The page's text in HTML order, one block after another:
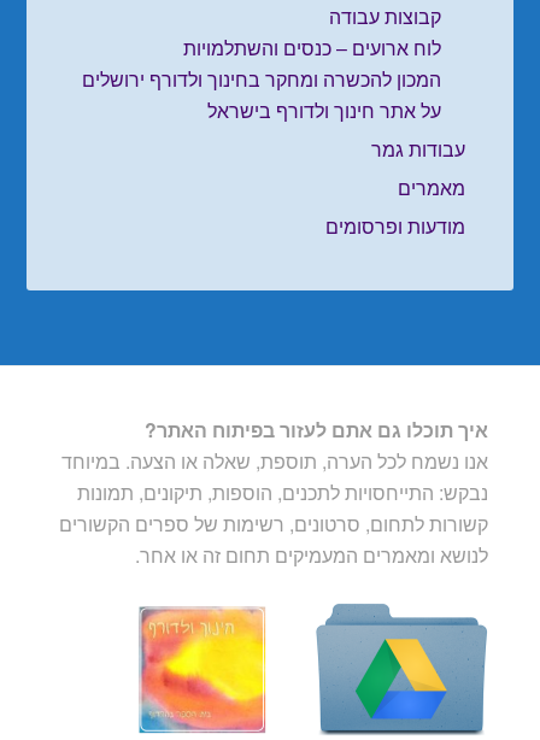
קבוצות עבודה
לוח ארועים – כנסים והשתלמויות
המכון להכשרה ומחקר בחינוך ולדורף ירושלים
על אתר חינוך ולדורף בישראל
עבודות גמר
מאמרים
מודעות ופרסומים
איך תוכלו גם אתם לעזור בפיתוח האתר?
אנו נשמח לכל הערה, תוספת, שאלה או הצעה. במיוחד
נבקש: התייחסויות לתכנים, הוספות, תיקונים, תמונות
קשורות לתחום, סרטונים, רשימות של ספרים הקשורים
לנושא ומאמרים המעמיקים תחום זה או אחר.